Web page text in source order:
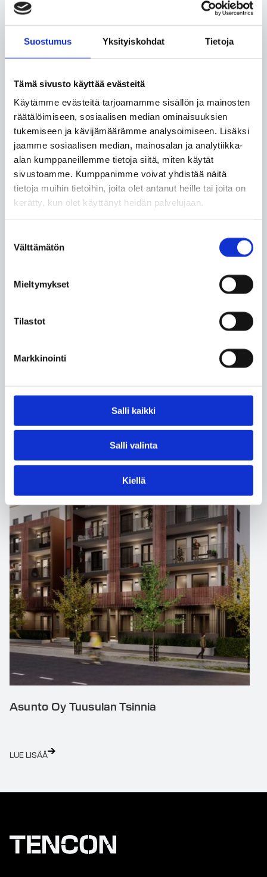
Suostumus Yksityiskohdat Tietoja
Tämä sivusto käyttää evästeitä
Käytämme evästeitä tarjoamamme sisällön ja mainosten
räätälöimiseen, sosiaalisen median ominaisuuksien
tukemiseen ja kävijämäärämme analysoimiseen. Lisäksi
jaamme sosiaalisen median, mainosalan ja analytiikka-
alan kumppaneillemme tietoja siitä, miten käytät
sivustoamme. Kumppanimme voivat yhdistää näitä
tietoja muihin tietoihin, joita olet antanut heille tai joita on
kerätty, kun olet käyttänyt heidän palvelujaan.
valinta
Välttämätön
Mieltymykset
Tilastot
Markkinointi
Salli kaikki
Salli valinta
Kiellä
VALMISTUNUT
Asunto Oy Tuusulan Tsinnia
LUE LISÄÄ